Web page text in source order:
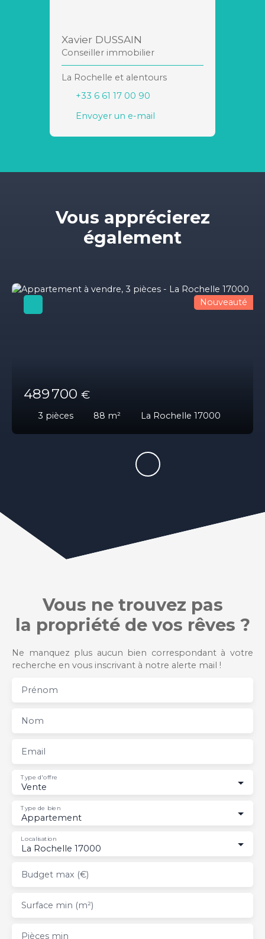
Xavier DUSSAIN
Conseiller immobilier
La Rochelle et alentours
+33 6 61 17 00 90
Envoyer un e-mail
Vous apprécierez
également
489 700 €
3 pièces 88 m² La Rochelle 17000
Nouveauté
Vous ne trouvez pas
la propriété de vos rêves ?
Ne manquez plus aucun bien correspondant à votre
recherche en vous inscrivant à notre alerte mail !
Prénom
Nom
Email
Vente
Type d'offre
Appartement
Type de bien
La Rochelle 17000
Localisation
Budget max (€)
Surface min (m²)
Pièces min